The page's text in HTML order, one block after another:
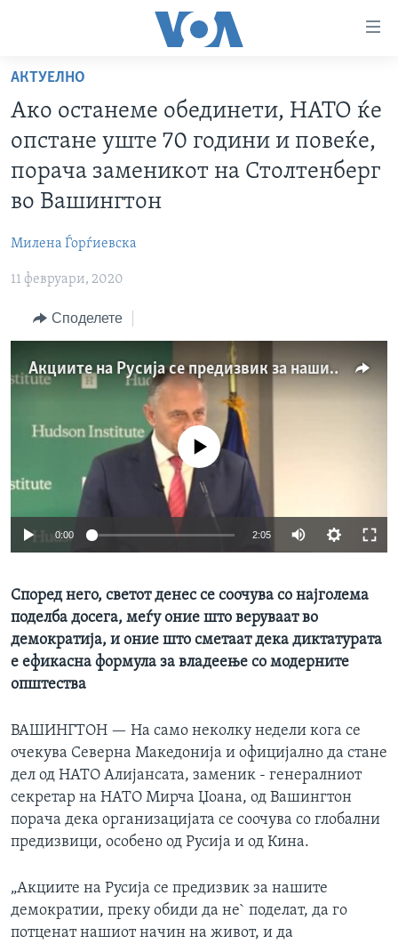
пристапност
Премини
на
главната
содржина
Премини
до
страната
навигација
МАКЕДОНИЈА
ЕКОНОМИЈА
ПОЛИТИКА
ЗДРАВЈЕ
УМЕТНОСТ И ЗАБАВА
ФОТОГАЛЕРИИ
ДОКУМЕНТАРЦИ
NEWSFLASH - АРХИВА
ВЕСТИ ОД САД ВО МИНУТА - АРХИВА
ИЗБОРИ ВО САД 2020 - АРХИВА
Јазици
АКТУЕЛНО
Ако останеме обединети, НАТО ќе
опстане уште 70 години и повеќе,
порача заменикот на Столтенберг
во Вашингтон
Милена Ѓорѓиевска
11 февруари, 2020
Споделете
Акциите на Русија се предизвик за нашите демократии, порача заменикот на Столтенберг во Вашингтон
No media source currently available
0:00 2:05
Според него, светот денес се соочува со најголема
поделба досега, меѓу оние што веруваат во
демократија, и оние што сметаат дека диктатурата
е ефикасна формула за владеење со модерните
општества
ВАШИНГТОН — На само неколку недели кога се
очекува Северна Македонија и официјално да стане
дел од НАТО Алијансата, заменик - генералниот
секретар на НАТО Мирча Џоана, од Вашингтон
порача дека организацијата се соочува со глобални
предизвици, особено од Русија и од Кина.
„Акциите на Русија се предизвик за нашите
демократии, преку обиди да не` поделат, да го
потценат нашиот начин на живот, и да